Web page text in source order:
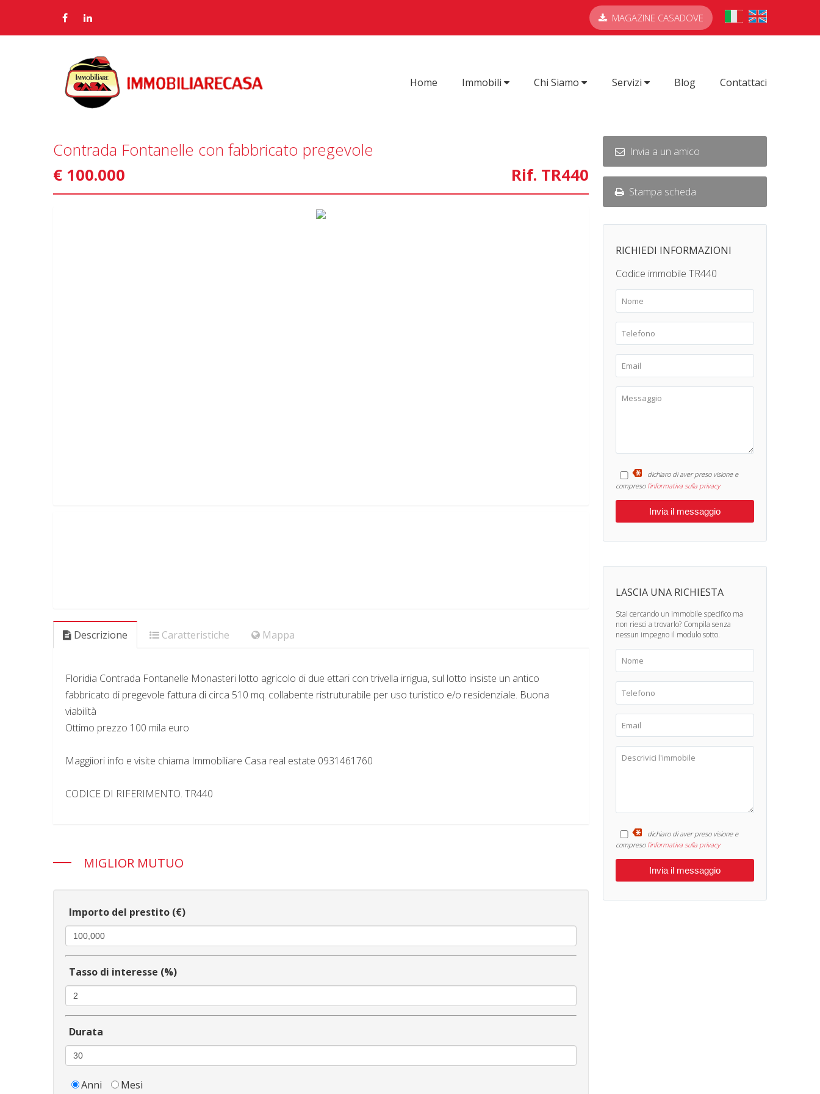
MAGAZINE CASADOVE
Home Immobili Chi Siamo Servizi Blog Contattaci
Contrada Fontanelle con fabbricato pregevole
€ 100.000
Rif. TR440
Descrizione Caratteristiche Mappa
Floridia Contrada Fontanelle Monasteri lotto agricolo di due ettari con trivella irrigua, sul lotto insiste un antico
fabbricato di pregevole fattura di circa 510 mq. collabente ristruturabile per uso turistico e/o residenziale. Buona
viabilità
Ottimo prezzo 100 mila euro
Maggiiori info e visite chiama Immobiliare Casa real estate 0931461760
CODICE DI RIFERIMENTO. TR440
MIGLIOR MUTUO
Importo del prestito (€)
Tasso di interesse (%)
Durata
Anni Mesi
Invia a un amico
Stampa scheda
RICHIEDI INFORMAZIONI
Codice immobile TR440
dichiaro di aver preso visione e
compreso l'informativa sulla privacy
LASCIA UNA RICHIESTA
Stai cercando un immobile specifico ma
non riesci a trovarlo? Compila senza
nessun impegno il modulo sotto.
dichiaro di aver preso visione e
compreso l'informativa sulla privacy